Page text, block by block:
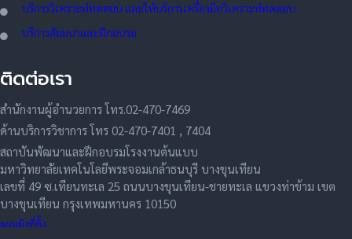
บริการวิเคราะห์ทดสอบ และให้บริการเครื่องมือวิเคราะห์ทดสอบ
บริการสัมมนาและฝึกอบรม
ติดต่อเรา
สำนักงานผู้อำนวยการ โทร.02-470-7469
ด้านบริการวิชาการ โทร 02-470-7401 , 7404
สถาบันพัฒนาและฝึกอบรมโรงงานต้นแบบ
มหาวิทยาลัยเทคโนโลยีพระจอมเกล้าธนบุรี บางขุนเทียน
เลขที่ 49 ซ.เทียนทะเล 25 ถนนบางขุนเทียน-ชายทะเล แขวงท่าข้าม เขต
บางขุนเทียน กรุงเทพมหานคร 10150
แผนผังที่ตั้ง